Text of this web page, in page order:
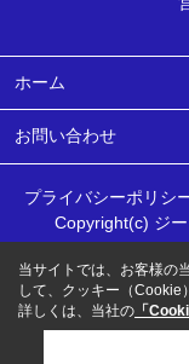
ホーム
お問い合わせ
プライバシーポリシ
Copyright(c) ジ
当サイトでは、お客様の
して、クッキー（Cookie
詳しくは、当社の 「